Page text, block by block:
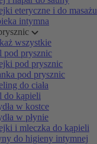
eteryczne i do masażu
intymna
wszystkie
pod prysznic
pod prysznic
pod prysznic
do ciała
do kąpieli
w kostce
w płynie
i mleczka do kąpieli
do higieny intymnej